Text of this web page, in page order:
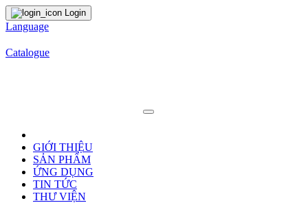
Login
Language
Catalogue
GIỚI THIỆU
SẢN PHẨM
ỨNG DỤNG
TIN TỨC
THƯ VIỆN